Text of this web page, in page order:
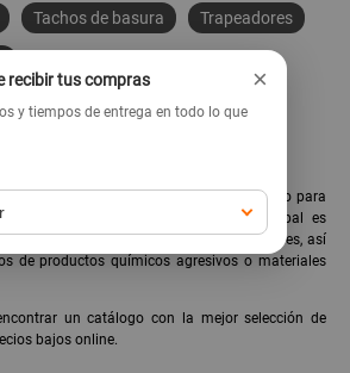
Tachos de basura Trapeadores
de un guante de limpieza?
un tipo de guante de protección diseñado para
fregado o pulido. Su finalidad principal es
adicional contra salpicaduras y derrames, así
de productos químicos agresivos o materiales
un catálogo con la mejor selección de
bajos online.
recibir tus compras ×
y tiempos de entrega en todo lo que